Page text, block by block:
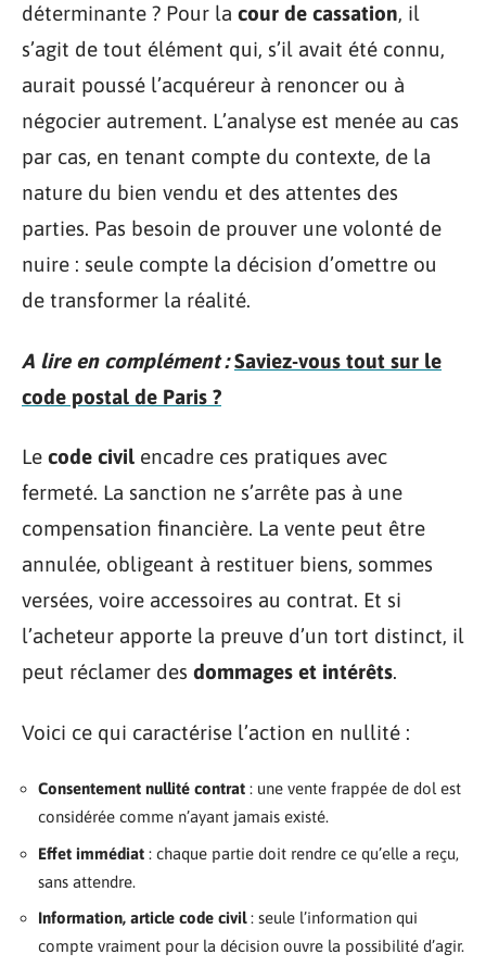
déterminante ? Pour la cour de cassation, il
s’agit de tout élément qui, s’il avait été connu,
aurait poussé l’acquéreur à renoncer ou à
négocier autrement. L’analyse est menée au cas
par cas, en tenant compte du contexte, de la
nature du bien vendu et des attentes des
parties. Pas besoin de prouver une volonté de
nuire : seule compte la décision d’omettre ou
de transformer la réalité.
A lire en complément : Saviez-vous tout sur le
code postal de Paris ?
Le code civil encadre ces pratiques avec
fermeté. La sanction ne s’arrête pas à une
compensation financière. La vente peut être
annulée, obligeant à restituer biens, sommes
versées, voire accessoires au contrat. Et si
l’acheteur apporte la preuve d’un tort distinct, il
peut réclamer des dommages et intérêts.
Voici ce qui caractérise l’action en nullité :
Consentement nullité contrat : une vente frappée de dol est
considérée comme n’ayant jamais existé.
Effet immédiat : chaque partie doit rendre ce qu’elle a reçu,
sans attendre.
Information, article code civil: seule l’information qui
compte vraiment pour la décision ouvre la possibilité d’agir.